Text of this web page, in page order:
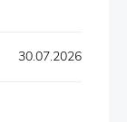
30.07.2026